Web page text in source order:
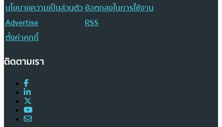
นโยบายความเป็นส่วนตัวข้อตกลงในการใช้งาน
Advertise
RSS
ตั้งค่าคุกกี้
ติดตามเรา